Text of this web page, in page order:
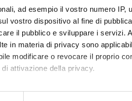
ad esempio il vostro numero IP,
vostro dispositivo al fine di
il pubblico e sviluppare i servizi.
in materia di privacy sono
modificare o revocare il proprio
attivazione della privacy.